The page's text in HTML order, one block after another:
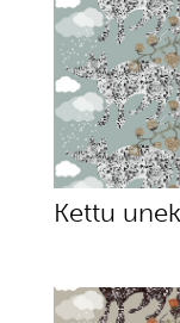
Kettu